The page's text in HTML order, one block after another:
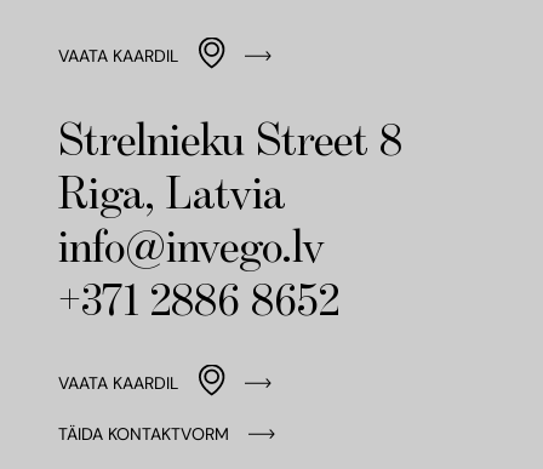
VAATA KAARDIL
Strelnieku Street 8
Riga, Latvia
info@invego.lv
+371 2886 8652
VAATA KAARDIL
TÄIDA KONTAKTVORM